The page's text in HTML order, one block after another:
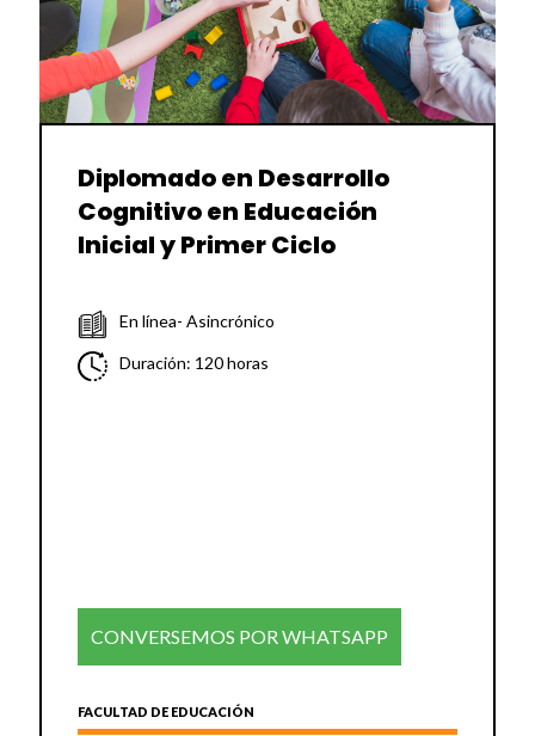
Diplomado en Desarrollo
Cognitivo en Educación
Inicial y Primer Ciclo
En línea- Asincrónico
Duración: 120 horas
CONVERSEMOS POR WHATSAPP
FACULTAD DE EDUCACIÓN